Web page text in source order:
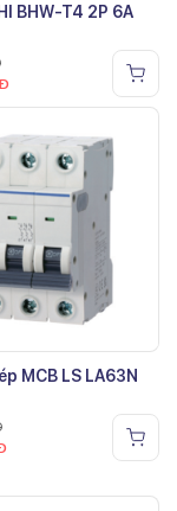
BHW-T4 2P 6A
MCB LS LA63N